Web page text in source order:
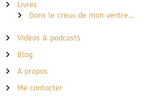
Livres
Dans le creux de mon ventre…
Vidéos & podcasts
Blog
A propos
Me contacter